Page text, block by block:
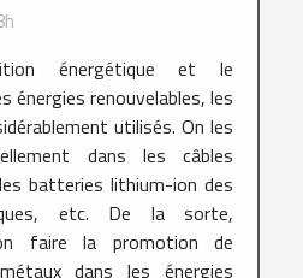
énergétique et le
énergies renouvelables, les
utilisés. On les
dans les câbles
batteries lithium-ion des
etc. De la sorte,
faire la promotion de
dans les énergies